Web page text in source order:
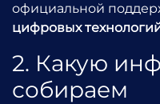
официальной
цифровых
2. Какую
собираем